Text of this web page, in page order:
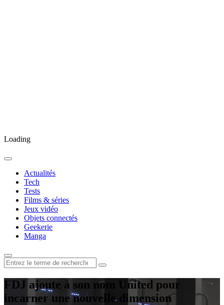
Loading
Actualités
Tech
Tests
Films & séries
Jeux vidéo
Objets connectés
Geekerie
Manga
Rechercher
:
FDJ ajoute à son nom United pour
incarner une nouvelle dimension